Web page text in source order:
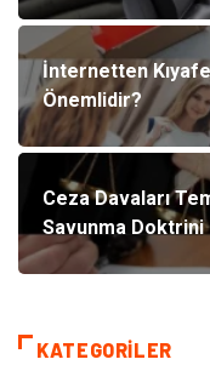
İnternetten
Önemlidir?
Ceza Davaları
Savunma Doktrini
KATEGORILER